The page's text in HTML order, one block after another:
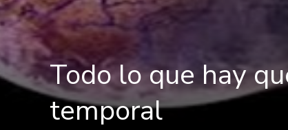
Todo lo que hay
temporal